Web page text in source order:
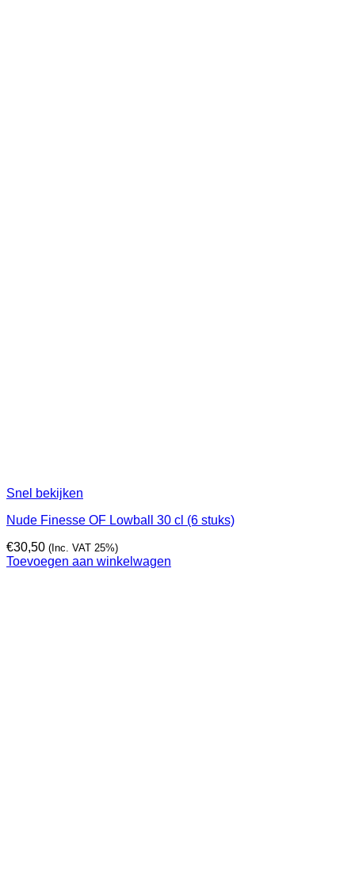
Snel bekijken
Nude Finesse OF Lowball 30 cl (6 stuks)
€30,50 (Inc. VAT 25%)
Toevoegen aan winkelwagen